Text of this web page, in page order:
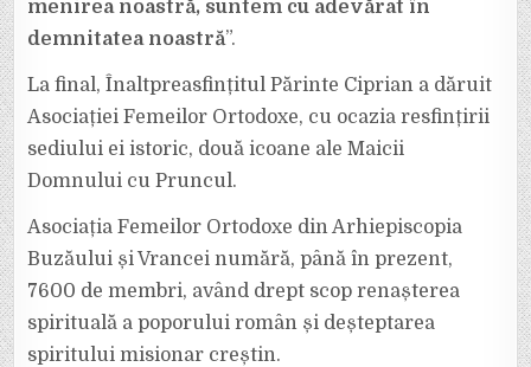
menirea noastră, suntem cu adevărat în
demnitatea noastră”.
La final, Înaltpreasfințitul Părinte Ciprian a dăruit
Asociației Femeilor Ortodoxe, cu ocazia resfințirii
sediului ei istoric, două icoane ale Maicii
Domnului cu Pruncul.
Asociația Femeilor Ortodoxe din Arhiepiscopia
Buzăului și Vrancei numără, până în prezent,
7600 de membri, având drept scop renașterea
spirituală a poporului român și deșteptarea
spiritului misionar creștin.